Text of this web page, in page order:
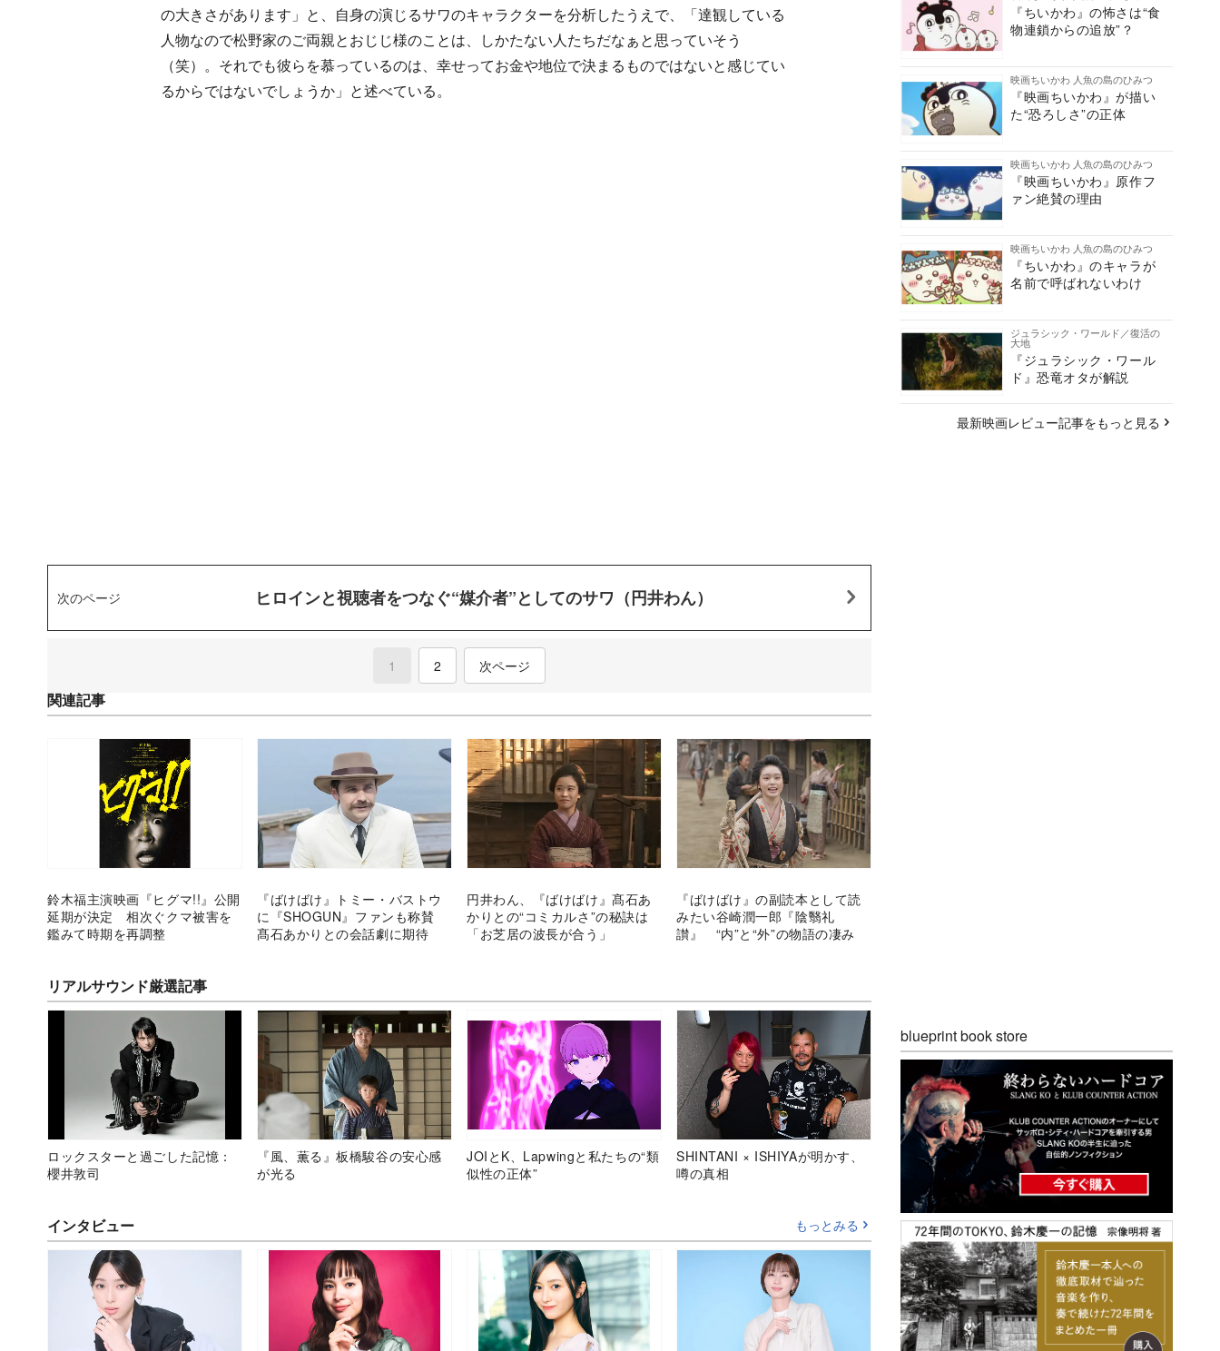
の大きさがあります」と、自身の演じるサワのキャラクターを分析したうえで、「達観している
人物なので松野家のご両親とおじじ様のことは、しかたない人たちだなぁと思っていそう
（笑）。それでも彼らを慕っているのは、幸せってお金や地位で決まるものではないと感じてい
るからではないでしょうか」と述べている。
次のページ ヒロインと視聴者をつなぐ“媒介者”としてのサワ（円井わん）
1 (current)
2 次ページ
関連記事
鈴木福主演映画『ヒグマ!!』公開
延期が決定 相次ぐクマ被害を
鑑みて時期を再調整
『ばけばけ』トミー・バストウ
に『SHOGUN』ファンも称賛
髙石あかりとの会話劇に期待
円井わん、『ばけばけ』髙石あ
かりとの“コミカルさ”の秘訣は
「お芝居の波長が合う」
『ばけばけ』の副読本として読
みたい谷崎潤一郎『陰翳礼
讃』 “内”と“外”の物語の凄み
リアルサウンド厳選記事
ロックスターと過ごした記憶：
櫻井敦司
『風、薫る』板橋駿谷の安心感
が光る
JOIとK、Lapwingと私たちの“類
似性の正体”
SHINTANI × ISHIYAが明かす、
噂の真相
インタビュー もっとみる
『ちいかわ』の怖さは“食
物連鎖からの追放”？
映画ちいかわ 人魚の島のひみつ
『映画ちいかわ』が描い
た“恐ろしさ”の正体
映画ちいかわ 人魚の島のひみつ
『映画ちいかわ』原作フ
ァン絶賛の理由
映画ちいかわ 人魚の島のひみつ
『ちいかわ』のキャラが
名前で呼ばれないわけ
ジュラシック・ワールド／復活の
大地
『ジュラシック・ワール
ド』恐竜オタが解説
最新映画レビュー記事をもっと見る
blueprint book store